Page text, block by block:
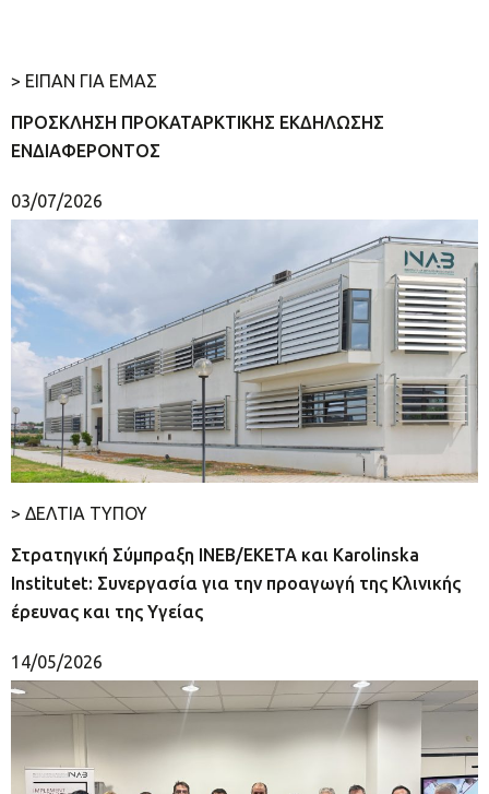
> ΕΙΠΑΝ ΓΙΑ ΕΜΑΣ
ΠΡΟΣΚΛΗΣΗ ΠΡΟΚΑΤΑΡΚΤΙΚΗΣ ΕΚΔΗΛΩΣΗΣ
ΕΝΔΙΑΦΕΡΟΝΤΟΣ
03/07/2026
> ΔΕΛΤΙΑ ΤΥΠΟΥ
Στρατηγική Σύμπραξη ΙΝΕΒ/ΕΚΕΤΑ και Karolinska
Institutet: Συνεργασία για την προαγωγή της Κλινικής
έρευνας και της Υγείας
14/05/2026